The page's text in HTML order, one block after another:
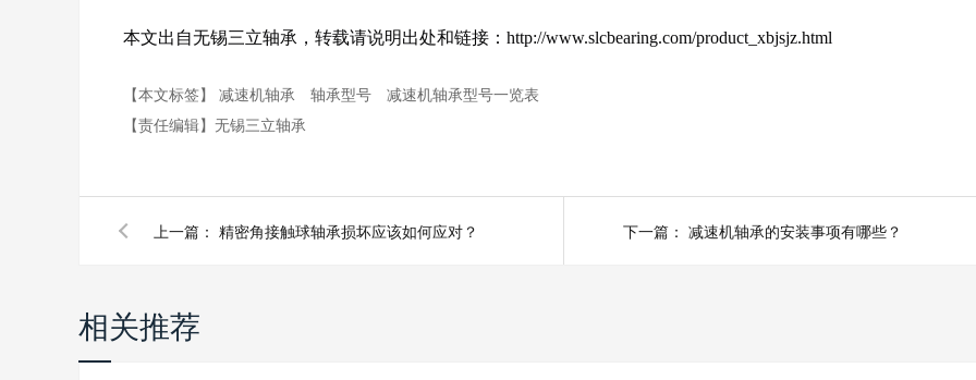
本文出自无锡三立轴承，转载请说明出处和链接：http://www.slcbearing.com/product_xbjsjz.html
【本文标签】 减速机轴承 轴承型号
减速机轴承型号一览表
【责任编辑】 无锡三立轴承
上一篇： 精密角接触球轴承损坏应该如何应对？ 下一篇： 减速机轴承的安装事项有哪些？
相关推荐